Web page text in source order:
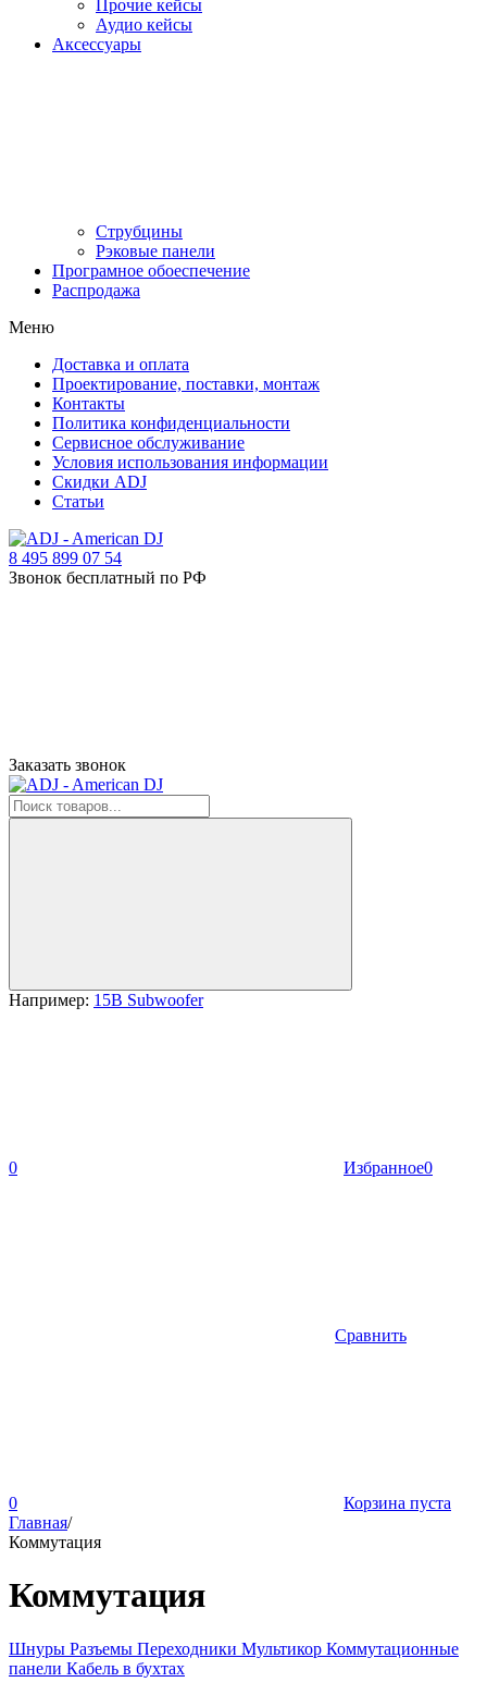
Прочие кейсы
Аудио кейсы
Аксессуары
Струбцины
Рэковые панели
Програмное обоеспечение
Распродажа
Меню
Доставка и оплата
Проектирование, поставки, монтаж
Контакты
Политика конфиденциальности
Сервисное обслуживание
Условия использования информации
Скидки ADJ
Статьи
8 495 899 07 54
Звонок бесплатный по РФ
Заказать звонок
Например: 15B Subwoofer
0 Избранное0
Сравнить
0
Корзина пуста
Главная/
Коммутация
Коммутация
Шнуры Разъемы Переходники Мультикор Коммутационные
панели Кабель в бухтах